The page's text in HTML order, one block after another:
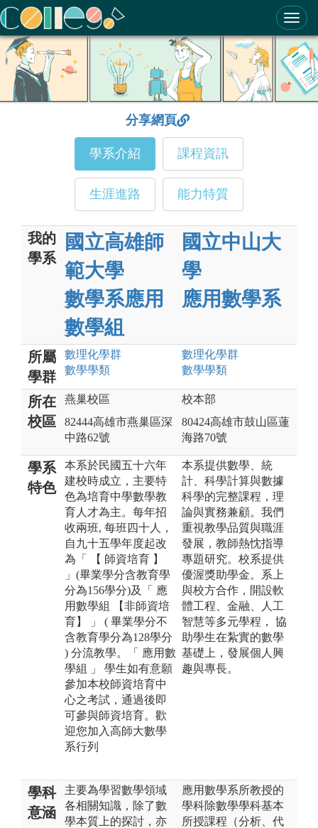
ColleGo! 大學選才與高中育才輔助系統
分享網頁
學系介紹 課程資訊
生涯進路 能力特質
我的
學系
國立高雄師
範大學
數學系應用
數學組
國立中山大
學
應用數學系
所屬
學群
數理化學群
數學學類
數理化學群
數學學類
所在
校區
燕巢校區
82444高雄市燕巢區深
中路62號
校本部
80424高雄市鼓山區蓮
海路70號
學系
特色
本系於民國五十六年
建校時成立，主要特
色為培育中學數學教
育人才為主。每年招
收兩班, 每班四十人，
自九十五學年度起改
為「 【 師資培育 】
」(畢業學分含教育學
分為156學分)及「 應
用數學組 【非師資培
育】 」 ( 畢業學分不
含教育學分為128學分
) 分流教學。「 應用數
學組 」 學生如有意願
參加本校師資培育中
心之考試，通過後即
可參與師資培育。歡
迎您加入高師大數學
系行列
本系提供數學、統
計、科學計算與數據
科學的完整課程，理
論與實務兼顧。我們
重視教學品質與職涯
發展，教師熱忱指導
專題研究。校系提供
優渥獎助學金。系上
與校方合作，開設軟
體工程、金融、人工
智慧等多元學程， 協
助學生在紮實的數學
基礎上，發展個人興
趣與專長。
學科
意涵
主要為學習數學領域
各相關知識，除了數
學本質上的探討，亦
應用數學系所教授的
學科除數學學科基本
所授課程（分析、代